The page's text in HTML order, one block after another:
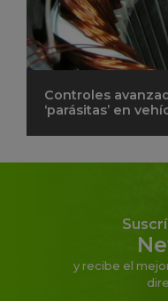
Controles
‘parásitas’ en
y recibe el